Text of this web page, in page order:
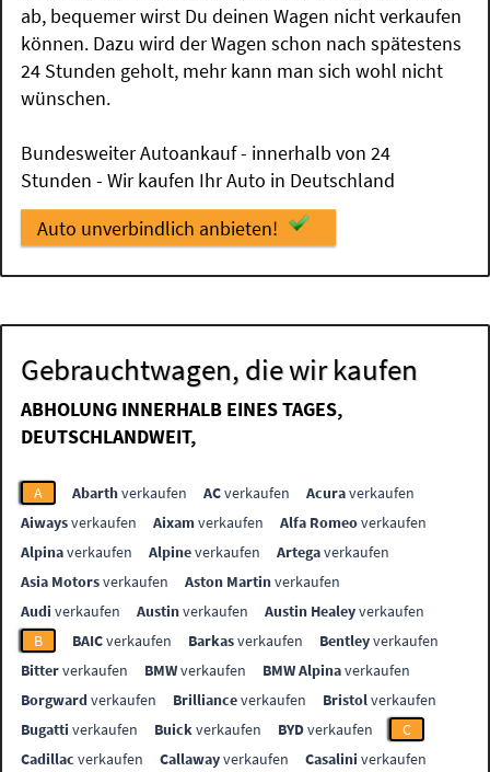
ab, bequemer wirst Du deinen Wagen nicht verkaufen
können. Dazu wird der Wagen schon nach spätestens
24 Stunden geholt, mehr kann man sich wohl nicht
wünschen.
Bundesweiter Autoankauf - innerhalb von 24
Stunden - Wir kaufen Ihr Auto in Deutschland
Auto unverbindlich anbieten!
Gebrauchtwagen, die wir kaufen
ABHOLUNG INNERHALB EINES TAGES,
DEUTSCHLANDWEIT,
A Abarthverkaufen ACverkaufen Acuraverkaufen
Aiwaysverkaufen Aixamverkaufen Alfa Romeoverkaufen
Alpinaverkaufen Alpineverkaufen Artegaverkaufen
Asia Motorsverkaufen Aston Martinverkaufen
Audi verkaufen Austinverkaufen Austin Healeyverkaufen
B
BAICverkaufen Barkasverkaufen Bentleyverkaufen
Bitterverkaufen BMWverkaufen BMW Alpinaverkaufen
Borgwardverkaufen Brillianceverkaufen Bristolverkaufen
Bugatti verkaufen Buickverkaufen BYDverkaufen
C
Cadillac verkaufen Callawayverkaufen Casalini verkaufen